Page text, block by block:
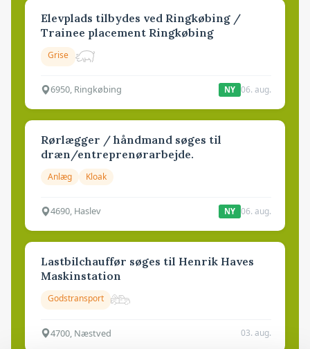
Elevplads tilbydes ved Ringkøbing /
Trainee placement Ringkøbing
Grise
6950, Ringkøbing NY 06. aug.
Rørlægger / håndmand søges til
dræn/entreprenørarbejde.
Anlæg Kloak
4690, Haslev NY 06. aug.
Lastbilchauffør søges til Henrik Haves
Maskinstation
Godstransport
4700, Næstved 03. aug.